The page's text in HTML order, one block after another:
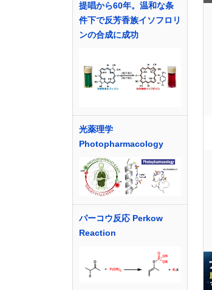
提唱から60年。温和な条
件下で反芳香族イソフロリ
ンの合成に成功
光薬理学
Photopharmacology
パーコウ反応 Perkow
Reaction